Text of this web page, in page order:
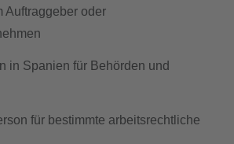
Auftraggeber oder
in Spanien für Behörden und
für bestimmte arbeitsrechtliche